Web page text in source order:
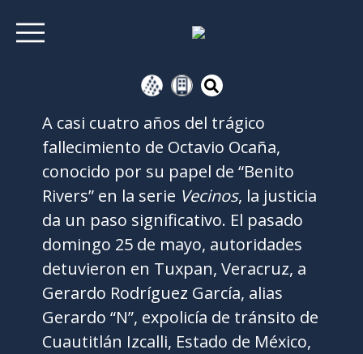
A casi cuatro años del trágico
fallecimiento de Octavio Ocaña,
conocido por su papel de “Benito
Rivers” en la serie Vecinos, la justicia
da un paso significativo. El pasado
domingo 25 de mayo, autoridades
detuvieron en Tuxpan, Veracruz, a
Gerardo Rodríguez García, alias
Gerardo “N”, expolicía de tránsito de
Cuautitlán Izcalli, Estado de México,